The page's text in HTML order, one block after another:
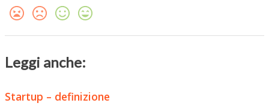
Leggi anche:
Startup – definizione